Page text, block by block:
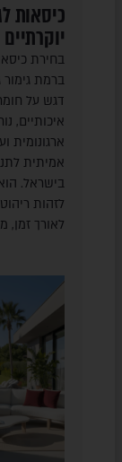
כיסאות
בחירת
ברמת גימור
דגש על
איכותיים,
ארגונומית
אמיתית
בישראל.
לזהות
לאורך זמן,